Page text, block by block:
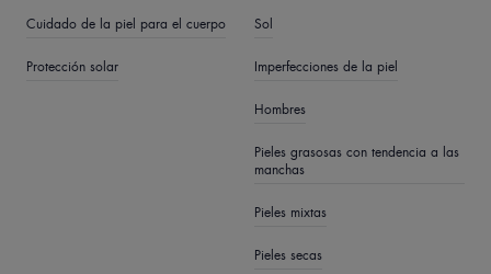
Cuidado de la piel para el cuerpo
Protección solar
Sol
Imperfecciones de la piel
Hombres
Pieles grasosas con tendencia a las
manchas
Pieles mixtas
Pieles secas